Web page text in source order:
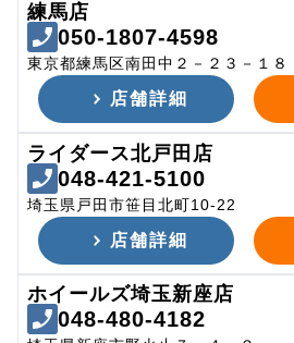
練馬店
050-1807-4598
東京都練馬区南田中２－２３－１８
店舗詳細
ライダース北戸田店
048-421-5100
埼玉県戸田市笹目北町10-22
店舗詳細
ホイールズ埼玉新座店
048-480-4182